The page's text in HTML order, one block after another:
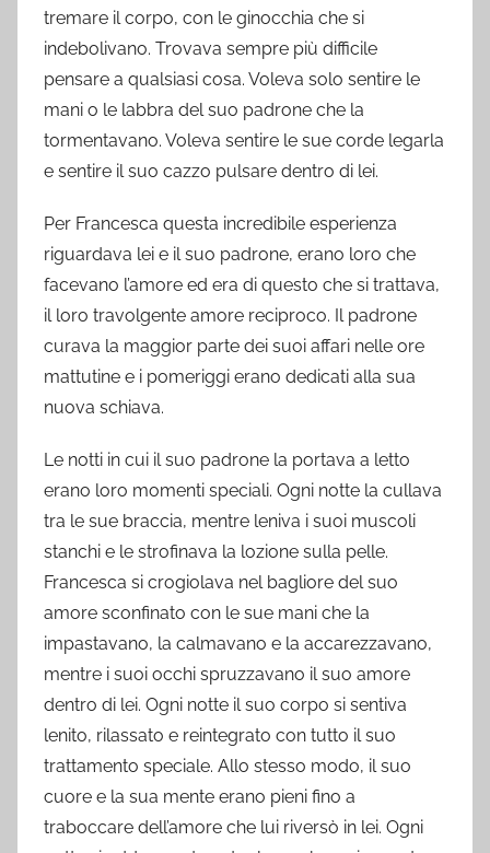
tremare il corpo, con le ginocchia che si
indebolivano. Trovava sempre più difficile
pensare a qualsiasi cosa. Voleva solo sentire le
mani o le labbra del suo padrone che la
tormentavano. Voleva sentire le sue corde legarla
e sentire il suo cazzo pulsare dentro di lei.
Per Francesca questa incredibile esperienza
riguardava lei e il suo padrone, erano loro che
facevano l’amore ed era di questo che si trattava,
il loro travolgente amore reciproco. Il padrone
curava la maggior parte dei suoi affari nelle ore
mattutine e i pomeriggi erano dedicati alla sua
nuova schiava.
Le notti in cui il suo padrone la portava a letto
erano loro momenti speciali. Ogni notte la cullava
tra le sue braccia, mentre leniva i suoi muscoli
stanchi e le strofinava la lozione sulla pelle.
Francesca si crogiolava nel bagliore del suo
amore sconfinato con le sue mani che la
impastavano, la calmavano e la accarezzavano,
mentre i suoi occhi spruzzavano il suo amore
dentro di lei. Ogni notte il suo corpo si sentiva
lenito, rilassato e reintegrato con tutto il suo
trattamento speciale. Allo stesso modo, il suo
cuore e la sua mente erano pieni fino a
traboccare dell’amore che lui riversò in lei. Ogni